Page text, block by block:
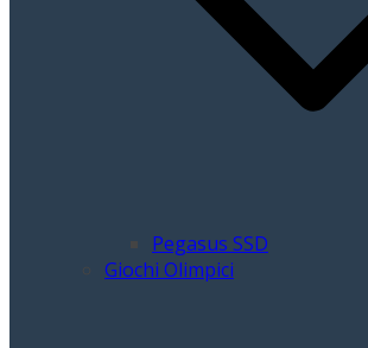
Pegasus SSD
Giochi Olimpici